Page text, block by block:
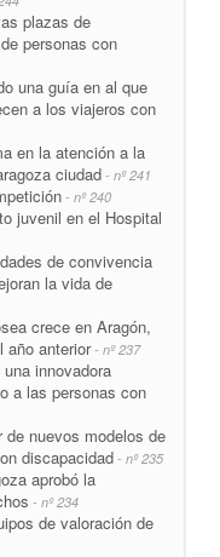
plazas de
personas con
una guía en al que
a los viajeros con
en la atención a la
ciudad- nº 241
- nº 240
juvenil en el Hospital
de convivencia
la vida de
crece en Aragón,
año anterior- nº 237
innovadora
a las personas con
de nuevos modelos de
discapacidad- nº 235
aprobó la
- nº 234
de valoración de